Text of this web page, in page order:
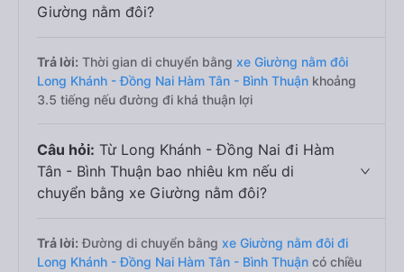
Giường nằm đôi?
Trả lời: Thời gian di chuyển bằng xe Giường nằm đôi
Long Khánh - Đồng Nai Hàm Tân - Bình Thuận khoảng
3.5 tiếng nếu đường đi khá thuận lợi
Câu hỏi: Từ Long Khánh - Đồng Nai đi Hàm
Tân - Bình Thuận bao nhiêu km nếu di
chuyển bằng xe Giường nằm đôi?
Trả lời: Đường di chuyển bằng xe Giường nằm đôi đi
Long Khánh - Đồng Nai Hàm Tân - Bình Thuận có chiều